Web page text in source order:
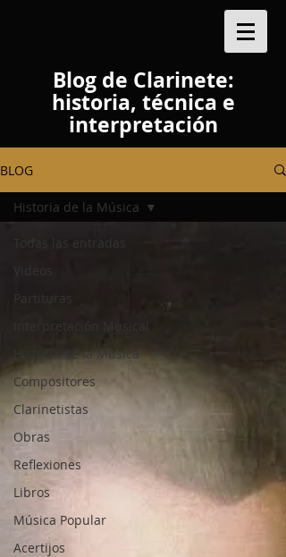
Blog de Clarinete:
historia, técnica e
interpretación
BLOG
Todas las entradas
Partituras
Interpretación Musical
Historia de la Música
Compositores
Clarinetistas
Obras
Reflexiones
Libros
Música Popular
Acertijos
Historia de la Música